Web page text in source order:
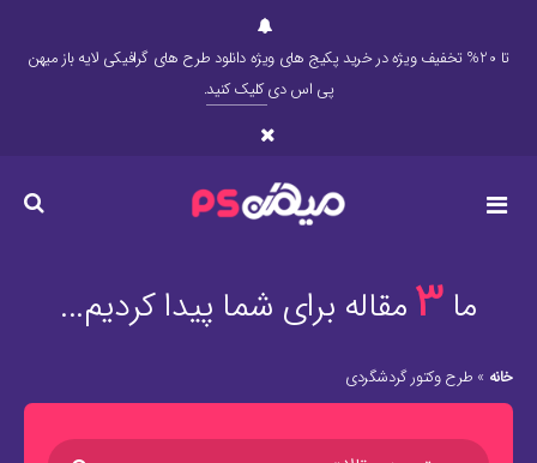
تا 20% تخفیف ویژه در خرید پکیج های ویژه دانلود طرح های گرافیکی لایه باز میهن
پی اس دیکلیک کنید.
ما3مقاله برای شما پیدا کردیم...
خانه » طرح وکتور گردشگردی